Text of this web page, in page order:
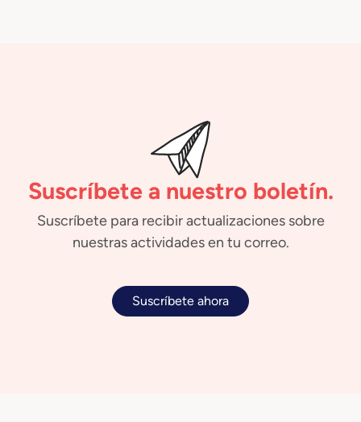
Suscríbete a nuestro boletín.
Suscríbete para recibir actualizaciones sobre
nuestras actividades en tu correo.
Suscríbete ahora